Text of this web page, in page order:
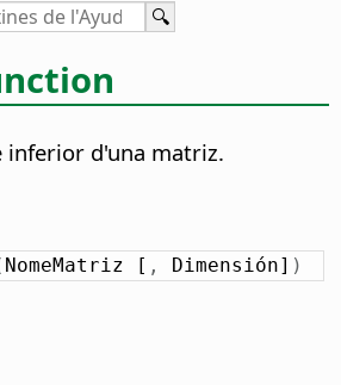
inferior d'una matriz.
NomeMatriz [ , Dimensión] )